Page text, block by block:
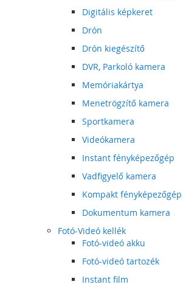
Digitális képkeret
Drón
Drón kiegészítő
DVR, Parkoló kamera
Memóriakártya
Menetrögzítő kamera
Sportkamera
Videókamera
Instant fényképezőgép
Vadfigyelő kamera
Kompakt fényképezőgép
Dokumentum kamera
Fotó-Videó kellék
Fotó-videó akku
Fotó-videó tartozék
Instant film